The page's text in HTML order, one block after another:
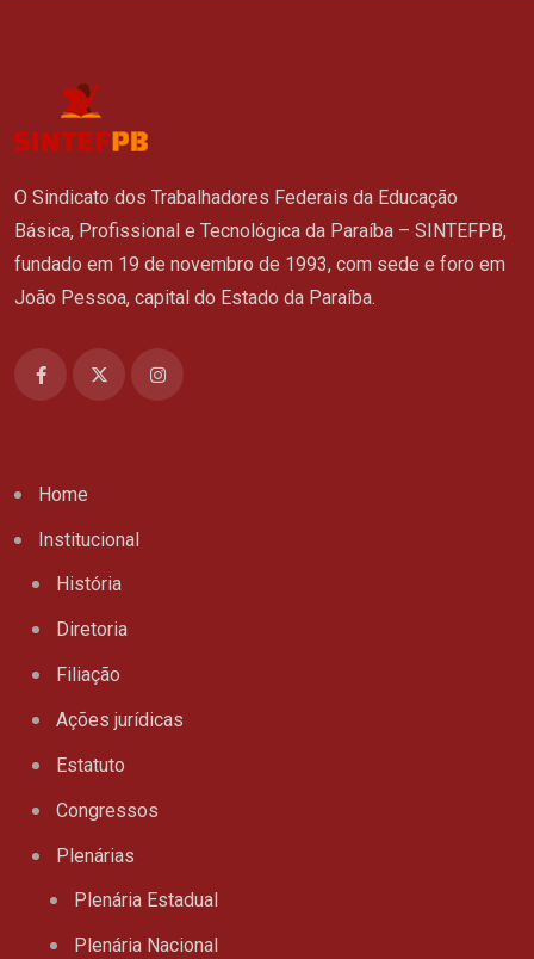
O Sindicato dos Trabalhadores Federais da Educação
Básica, Profissional e Tecnológica da Paraíba – SINTEFPB,
fundado em 19 de novembro de 1993, com sede e foro em
João Pessoa, capital do Estado da Paraíba.
Home
Institucional
História
Diretoria
Filiação
Ações jurídicas
Estatuto
Congressos
Plenárias
Plenária Estadual
Plenária Nacional